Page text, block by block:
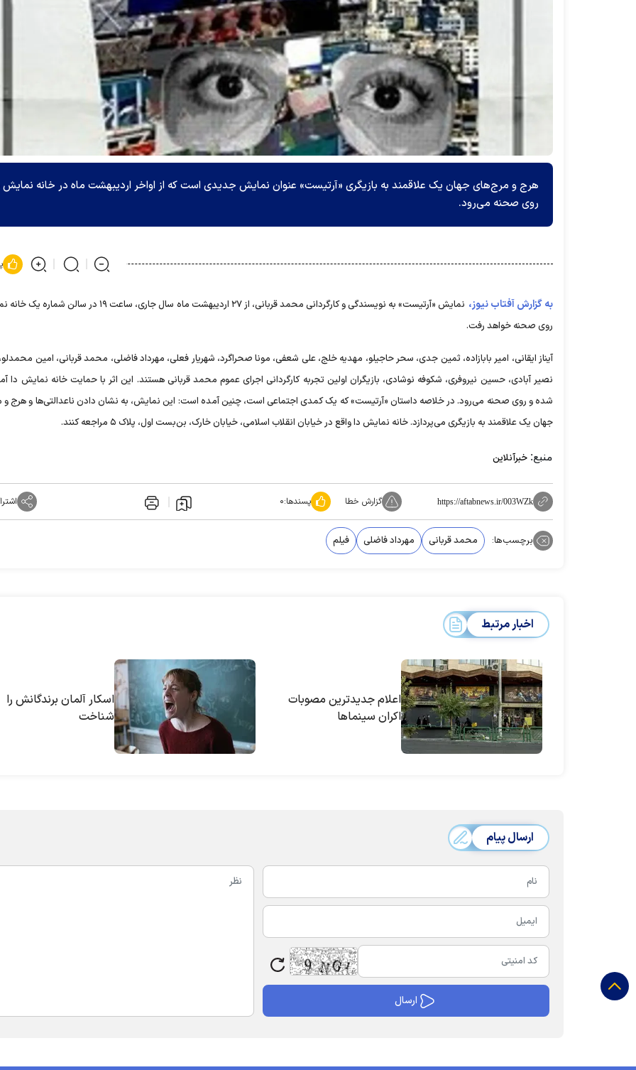
هرج و مرج‌های جهان یک علاقمند به بازیگری «آرتیست» عنوان نمایش جدیدی است که از اواخر اردیبهشت ماه در خانه نمایش
روی صحنه می‌رود.
به گزارش آفتاب نیوز،
نمایش «آرتیست» به نویسندگی و کارگردانی محمد قربانی، از ۲۷ اردیبهشت ماه سال جاری، ساعت ۱۹
روی صحنه خواهد رفت.
آیناز ایقانی، امیر بابازاده، ثمین جدی، سحر حاجیلو، مهدیه خلج، علی شعفی، مونا صحراگرد، شهریار فعلی، مهرداد فاضلی، محمد قربانی، امین
نصیر آبادی، حسین نیروفری، شکوفه نوشادی، بازیگران اولین تجربه کارگردانی اجرای عموم محمد قربانی هستند. این اثر با حمایت خانه نمایش دا
شده و روی صحنه می‌رود. در خلاصه داستان «آرتیست» که یک کمدی اجتماعی است، چنین آمده است: این نمایش، به نشان دادن ناعدالتی‌ها و هرج
جهان یک علاقمند به بازیگری می‌پردازد. خانه نمایش دا واقع در خیابان انقلاب اسلامی، خیابان خارک، بن‌بست اول، پلاک ۵ مراجعه کنند.
منبع: خبرآنلاین
https://aftabnews.ir/003WZk گزارش خطا پسندها:۰
برچسب‌ها: محمد قربانی مهرداد فاضلی فیلم
اخبار مرتبط
اعلام جدیدترین مصوبات
اکران سینما‌ها
اسکار آلمان برندگانش را
شناخت
ارسال پیام